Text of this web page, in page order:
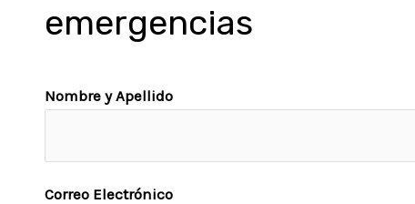
emergencias
Nombre y Apellido
Correo Electrónico